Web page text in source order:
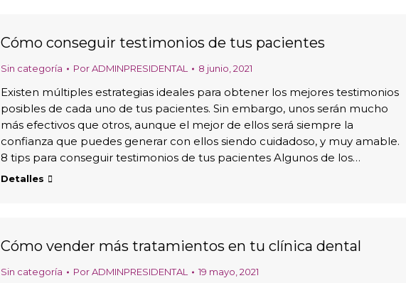
Cómo conseguir testimonios de tus pacientes
Sin categoría PorADMINPRESIDENTAL 8 junio, 2021
Existen múltiples estrategias ideales para obtener los mejores testimonios
posibles de cada uno de tus pacientes. Sin embargo, unos serán mucho
más efectivos que otros, aunque el mejor de ellos será siempre la
confianza que puedes generar con ellos siendo cuidadoso, y muy amable.
8 tips para conseguir testimonios de tus pacientes Algunos de los…
Detalles
Cómo vender más tratamientos en tu clínica dental
Sin categoría PorADMINPRESIDENTAL 19 mayo, 2021